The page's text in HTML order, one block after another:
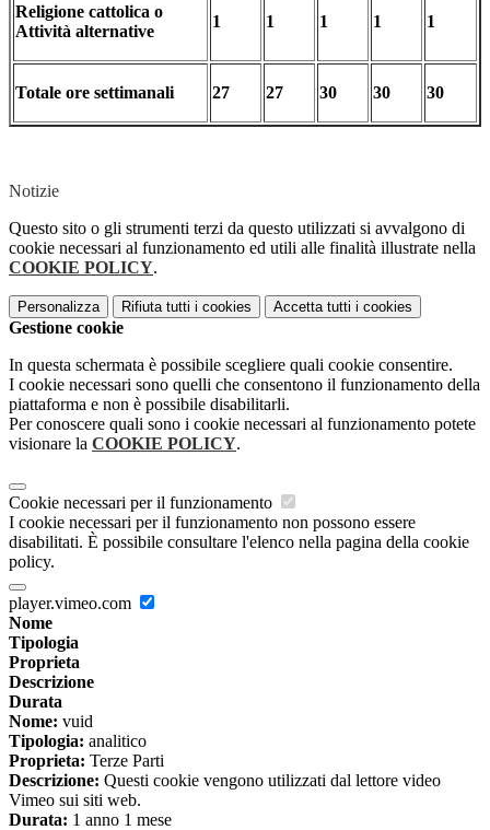
Religione cattolica o
Attività alternative
1 1 1 1 1
Totale ore settimanali 27 27 30 30 30
Notizie
Questo sito o gli strumenti terzi da questo utilizzati si avvalgono di
cookie necessari al funzionamento ed utili alle finalità illustrate nella
COOKIE POLICY.
Personalizza Rifiuta tutti i cookies Accetta tutti i cookies
Gestione cookie
In questa schermata è possibile scegliere quali cookie consentire.
I cookie necessari sono quelli che consentono il funzionamento della
piattaforma e non è possibile disabilitarli.
Per conoscere quali sono i cookie necessari al funzionamento potete
visionare la COOKIE POLICY.
Cookie necessari per il funzionamento
I cookie necessari per il funzionamento non possono essere
disabilitati. È possibile consultare l'elenco nella pagina della cookie
policy.
player.vimeo.com
Nome
Tipologia
Proprieta
Descrizione
Durata
Nome: vuid
Tipologia: analitico
Proprieta: Terze Parti
Descrizione: Questi cookie vengono utilizzati dal lettore video
Vimeo sui siti web.
Durata: 1 anno 1 mese